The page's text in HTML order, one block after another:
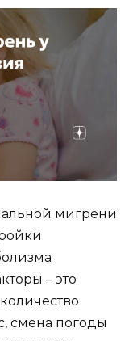
мигрени
– это
смена погоды